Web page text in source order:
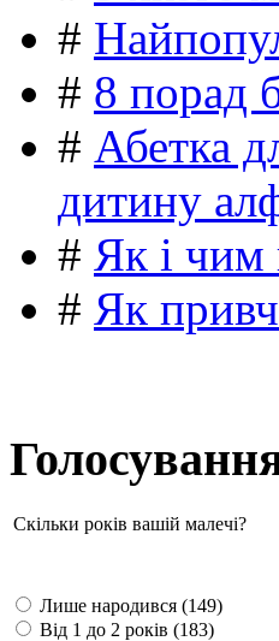
#
# 8 порад
# Абетка
дитину
# Як і чим
# Як
Скільки років вашій малечі?
Лише народився (149)
Від 1 до 2 років (183)